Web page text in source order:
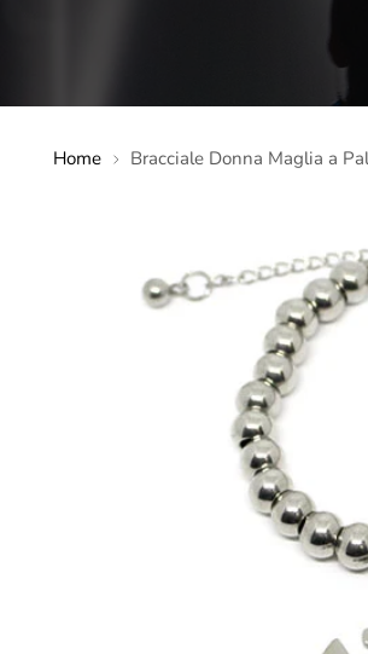
Home Bracciale Donna Maglia a